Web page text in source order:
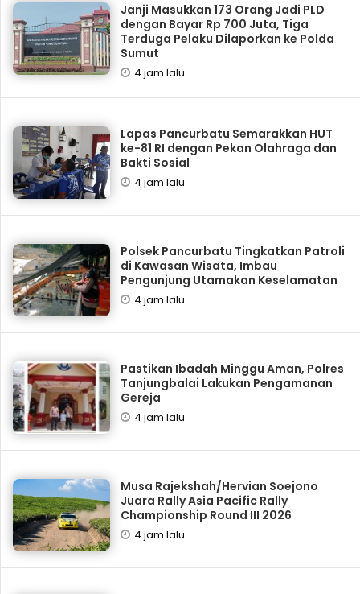
Janji Masukkan 173 Orang Jadi PLD
dengan Bayar Rp 700 Juta, Tiga
Terduga Pelaku Dilaporkan ke Polda
Sumut
4 jam lalu
Lapas Pancurbatu Semarakkan HUT
ke-81 RI dengan Pekan Olahraga dan
Bakti Sosial
4 jam lalu
Polsek Pancurbatu Tingkatkan Patroli
di Kawasan Wisata, Imbau
Pengunjung Utamakan Keselamatan
4 jam lalu
Pastikan Ibadah Minggu Aman, Polres
Tanjungbalai Lakukan Pengamanan
Gereja
4 jam lalu
Musa Rajekshah/Hervian Soejono
Juara Rally Asia Pacific Rally
Championship Round III 2026
4 jam lalu